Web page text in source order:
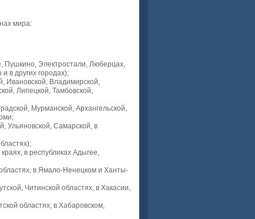
мира:
Пушкино, Электростали, Люберцах,
в других городах);
Ивановской, Владимирской,
Липецкой, Тамбовской,
Мурманской, Архангельской,
Ульяновской, Самарской, в
в республиках Адыгее,
в Ямало-Ненецком и Ханты-
Читинской областях, в Хакасии,
областях, в Хабаровском,